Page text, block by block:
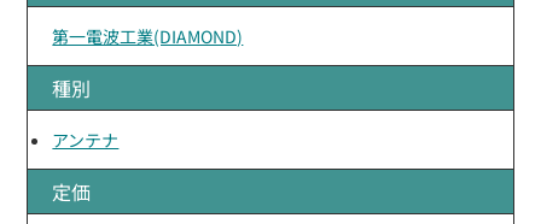
第一電波工業(DIAMOND)
種別
アンテナ
定価